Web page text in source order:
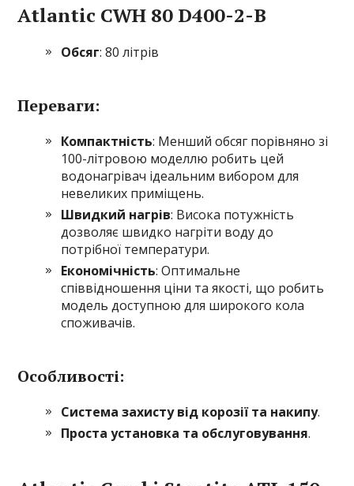
Atlantic CWH 80 D400-2-B
Обсяг: 80 літрів
Переваги:
Компактність: Менший обсяг порівняно зі
100-літровою моделлю робить цей
водонагрівач ідеальним вибором для
невеликих приміщень.
Швидкий нагрів: Висока потужність
дозволяє швидко нагріти воду до
потрібної температури.
Економічність: Оптимальне
співвідношення ціни та якості, що робить
модель доступною для широкого кола
споживачів.
Особливості:
Система захисту від корозії та накипу.
Проста установка та обслуговування.